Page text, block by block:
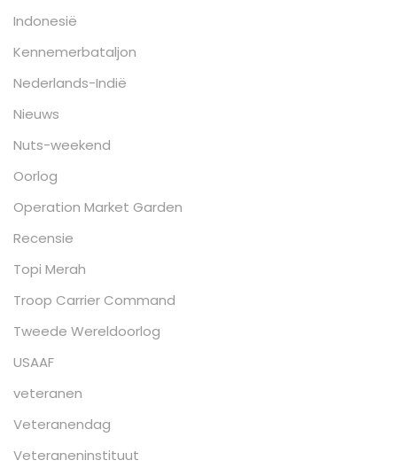
Indonesië
Kennemerbataljon
Nederlands-Indië
Nieuws
Nuts-weekend
Oorlog
Operation Market Garden
Recensie
Topi Merah
Troop Carrier Command
Tweede Wereldoorlog
USAAF
veteranen
Veteranendag
Veteraneninstituut